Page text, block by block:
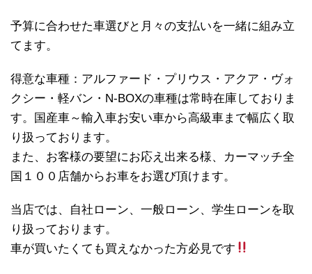
予算に合わせた車選びと月々の支払いを一緒に組み立
てます。
得意な車種：アルファード・プリウス・アクア・ヴォ
クシー・軽バン・N-BOXの車種は常時在庫しておりま
す。国産車～輸入車お安い車から高級車まで幅広く取
り扱っております。
また、お客様の要望にお応え出来る様、カーマッチ全
国１００店舗からお車をお選び頂けます。
当店では、自社ローン、一般ローン、学生ローンを取
り扱っております。
車が買いたくても買えなかった方必見です